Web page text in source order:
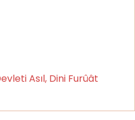
Asıl, Dini Furûât